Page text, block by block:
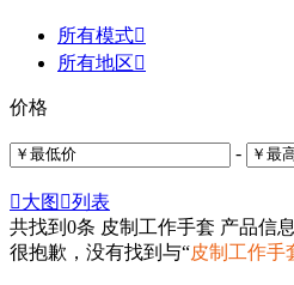
所有模式
所有地区
价格
-
大图 列表
共找到 0条 皮制工作手套 产品信息
很抱歉，没有找到与“皮制工作手